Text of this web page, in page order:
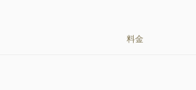
料金